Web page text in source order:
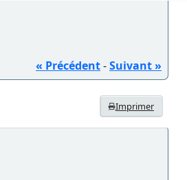
« Précédent-Suivant »
Imprimer